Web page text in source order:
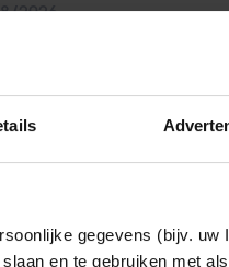
gegevens (bijv.
en te gebruiken met
2026
ÉÉN MINUUT IN